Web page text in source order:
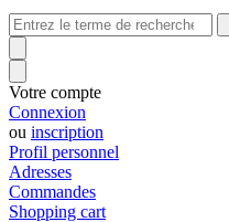
Votre compte
Connexion
ou inscription
Profil personnel
Adresses
Commandes
Shopping cart